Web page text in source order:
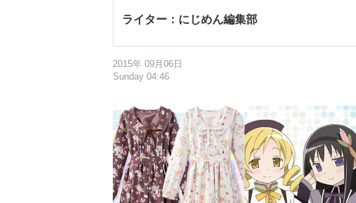
ライター：にじめん編集部
2015年 09月06日
Sunday 04:46